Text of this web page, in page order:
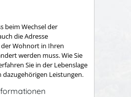
beim Wechsel der
die Adresse
Wohnort in Ihren
werden muss. Wie Sie
Sie in der Lebenslage
dazugehörigen Leistungen.